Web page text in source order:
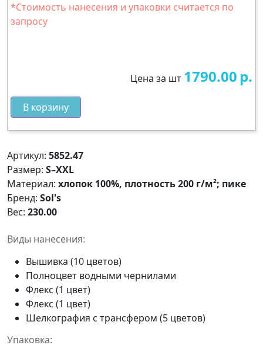
*Стоимость нанесения и упаковки считается по
запросу
Цена за шт 1790.00р.
В корзину
Артикул: 5852.47
Размер: S–XXL
Материал: хлопок 100%, плотность 200 г/м²; пике
Бренд: Sol's
Вес: 230.00
Виды нанесения:
Вышивка (10 цветов)
Полноцвет водными чернилами
Флекс (1 цвет)
Флекс (1 цвет)
Шелкография с трансфером (5 цветов)
Упаковка: